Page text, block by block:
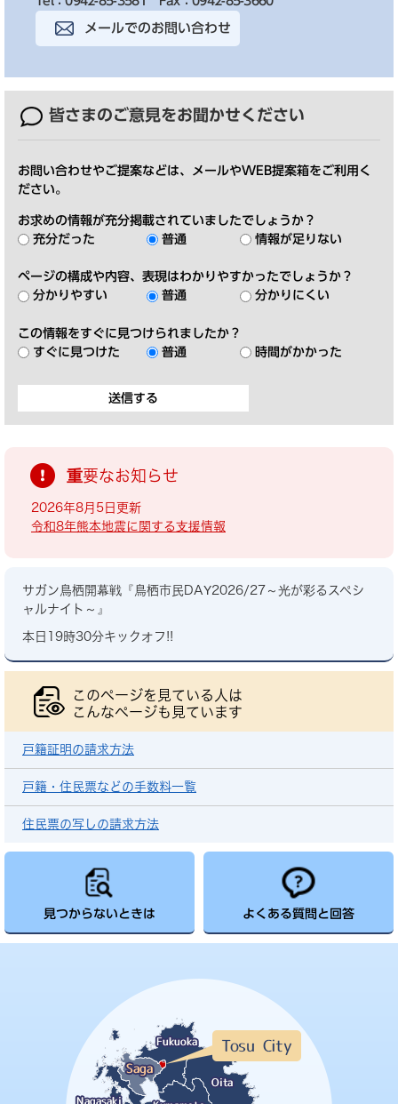
メールでのお問い合わせ
皆さまのご意見をお聞かせください
お問い合わせやご提案などは、メールやWEB提案箱をご利用く
ださい。
お求めの情報が充分掲載されていましたでしょうか？
充分だった
普通 情報が足りない
ページの構成や内容、表現はわかりやすかったでしょうか？
分かりやすい
普通 分かりにくい
この情報をすぐに見つけられましたか？
すぐに見つけた
普通 時間がかかった
重要なお知らせ
2026年8月5日更新
令和8年熊本地震に関する支援情報
サガン鳥栖開幕戦『鳥栖市民DAY2026/27～光が彩るスペシ
ャルナイト～』
本日19時30分キックオフ!!
このページを見ている人は
こんなページも見ています
戸籍証明の請求方法
戸籍・住民票などの手数料一覧
住民票の写しの請求方法
見つからないときは よくある質問と回答